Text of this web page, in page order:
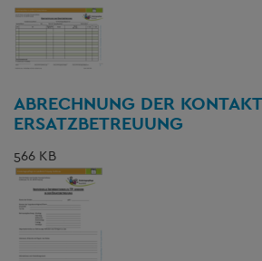
ABRECHNUNG DER
ERSATZBETREUUNG
566 KB